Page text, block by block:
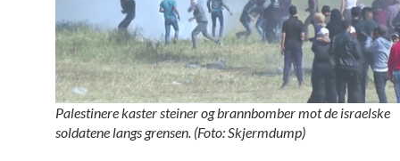
Palestinere kaster steiner og brannbomber mot de israelske
soldatene langs grensen. (Foto: Skjermdump)